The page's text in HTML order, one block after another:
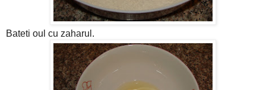
Bateti oul cu zaharul.